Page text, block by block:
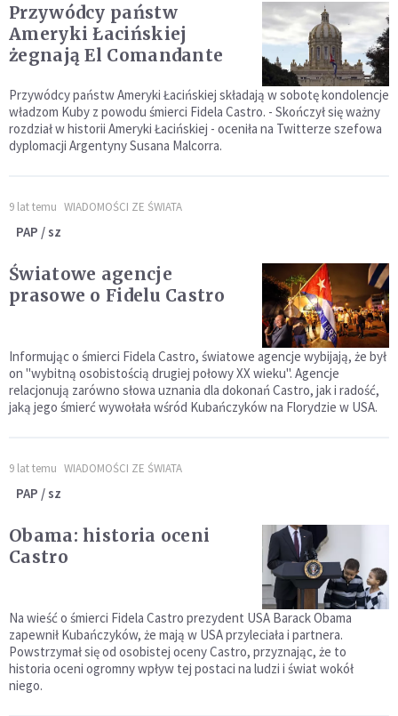
Przywódcy państw
Ameryki Łacińskiej
żegnają El Comandante
Przywódcy państw Ameryki Łacińskiej składają w sobotę kondolencje
władzom Kuby z powodu śmierci Fidela Castro. - Skończył się ważny
rozdział w historii Ameryki Łacińskiej - oceniła na Twitterze szefowa
dyplomacji Argentyny Susana Malcorra.
9 lat temu WIADOMOŚCI ZE ŚWIATA
PAP / sz
Światowe agencje
prasowe o Fidelu Castro
Informując o śmierci Fidela Castro, światowe agencje wybijają, że był
on "wybitną osobistością drugiej połowy XX wieku". Agencje
relacjonują zarówno słowa uznania dla dokonań Castro, jak i radość,
jaką jego śmierć wywołała wśród Kubańczyków na Florydzie w USA.
9 lat temu WIADOMOŚCI ZE ŚWIATA
PAP / sz
Obama: historia oceni
Castro
Na wieść o śmierci Fidela Castro prezydent USA Barack Obama
zapewnił Kubańczyków, że mają w USA przyleciała i partnera.
Powstrzymał się od osobistej oceny Castro, przyznając, że to
historia oceni ogromny wpływ tej postaci na ludzi i świat wokół
niego.